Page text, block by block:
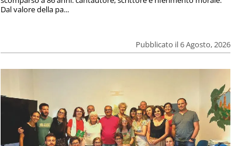
Pubblicato il 6 Agosto, 2026
Dal valore della pa...